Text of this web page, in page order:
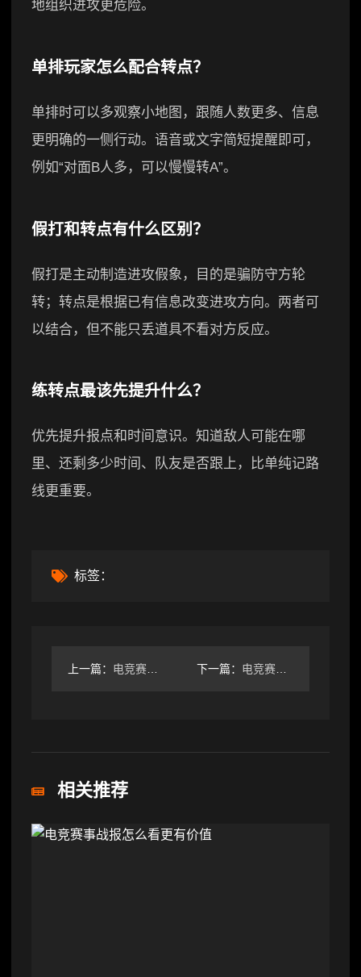
地组织进攻更危险。
单排玩家怎么配合转点？
单排时可以多观察小地图，跟随人数更多、信息
更明确的一侧行动。语音或文字简短提醒即可，
例如“对面B人多，可以慢慢转A”。
假打和转点有什么区别？
假打是主动制造进攻假象，目的是骗防守方轮
转；转点是根据已有信息改变进攻方向。两者可
以结合，但不能只丢道具不看对方反应。
练转点最该先提升什么？
优先提升报点和时间意识。知道敌人可能在哪
里、还剩多少时间、队友是否跟上，比单纯记路
线更重要。
标签：
上一篇： 电竞赛事门票购买指南：渠道、选座与入场注意事项 下一篇： 电竞赛事直播怎么选平台与提升观看体验
相关推荐